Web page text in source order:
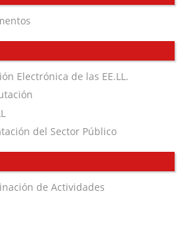
Electrónica de las EE.LL.
del Sector Público
de Actividades